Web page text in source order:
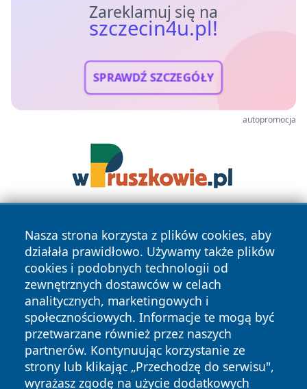
Zareklamuj się na
szczecin4u.pl!
SPRAWDŹ SZCZEGÓŁY
autopromocja
Nasza strona korzysta z plików cookies, aby
działała prawidłowo. Używamy także plików
cookies i podobnych technologii od
zewnętrznych dostawców w celach
analitycznych, marketingowych i
społecznościowych. Informacje te mogą być
przetwarzane również przez naszych
partnerów. Kontynuując korzystanie ze
strony lub klikając „Przechodzę do serwisu",
wyrażasz zgodę na użycie dodatkowych
Copyright © 2026 szczecin4u.pl Wszystkie prawa zastrzeżone.
News Autorzy
Polityka
Prywatności
Polityka
Cookies